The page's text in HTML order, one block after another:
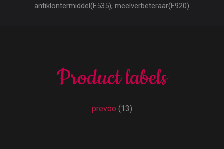
antiklontermiddel(E535), meelverbeteraar(E920)
Product labels
prevoo (13)